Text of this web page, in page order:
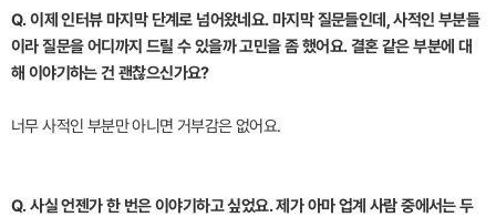
Q. 이제 인터뷰 마지막 단계로 넘어왔네요. 마지막 질문들인데, 사적인 부분들
이라 질문을 어디까지 드릴 수 있을까 고민을 좀 했어요. 결혼 같은 부분에 대
해 이야기하는 건 괜찮으신가요?
너무 사적인 부분만 아니면 거부감은 없어요.
Q. 사실 언젠가 한 번은 이야기하고 싶었요. 제가 아마 업계 사람 중에서는 두